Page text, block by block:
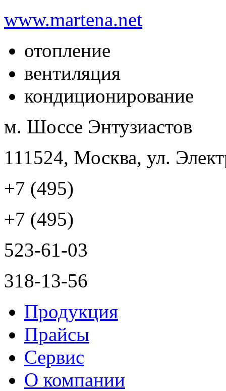
www.martena.net
отопление
вентиляция
кондиционирование
м. Шоссе Энтузиастов
111524, Москва, ул.
+7 (495)
+7 (495)
523-61-03
318-13-56
Продукция
Прайсы
Сервис
О компании